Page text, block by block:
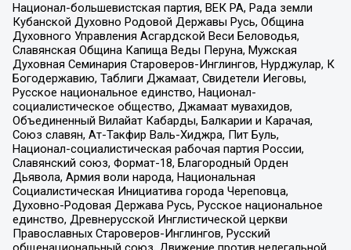
Национал-большевистская партия, ВЕК РА, Рада земли
Кубанской Духовно Родовой Державы Русь, Община
Духовного Управления Асгардской Веси Беловодья,
Славянская Община Капища Веды Перуна, Мужская
Духовная Семинария Староверов-Инглингов, Нурджулар, К
Богодержавию, Таблиги Джамаат, Свидетели Иеговы,
Русское национальное единство, Национал-
социалистическое общество, Джамаат мувахидов,
Объединенный Вилайат Кабарды, Балкарии и Карачая,
Союз славян, Ат-Такфир Валь-Хиджра, Пит Буль,
Национал-социалистическая рабочая партия России,
Славянский союз, Формат-18, Благородный Орден
Дьявола, Армия воли народа, Национальная
Социалистическая Инициатива города Череповца,
Духовно-Родовая Держава Русь, Русское национальное
единство, Древнерусской Инглистической церкви
Православных Староверов-Инглингов, Русский